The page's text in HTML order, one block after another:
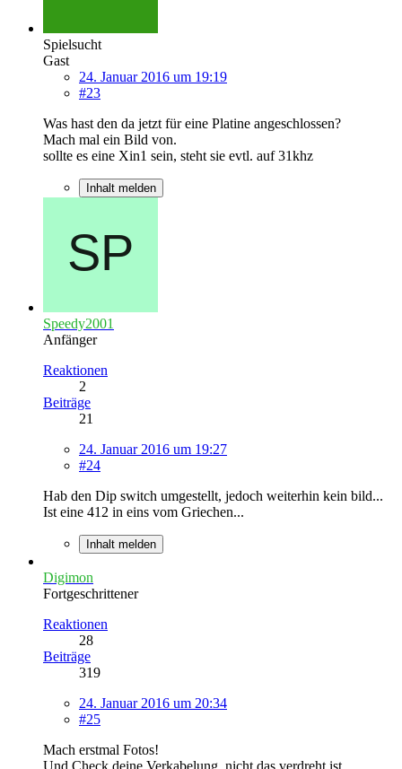
Spielsucht
Gast
24. Januar 2016 um 19:19
#23
Was hast den da jetzt für eine Platine angeschlossen?
Mach mal ein Bild von.
sollte es eine Xin1 sein, steht sie evtl. auf 31khz
Inhalt melden
Speedy2001
Anfänger
Reaktionen
2
Beiträge
21
24. Januar 2016 um 19:27
#24
Hab den Dip switch umgestellt, jedoch weiterhin kein bild...
Ist eine 412 in eins vom Griechen...
Inhalt melden
Digimon
Fortgeschrittener
Reaktionen
28
Beiträge
319
24. Januar 2016 um 20:34
#25
Mach erstmal Fotos!
Und Check deine Verkabelung, nicht das verdreht ist.